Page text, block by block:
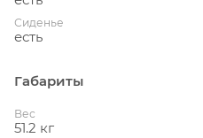
Сиденье
есть
Габариты
Вес
51.2 кг